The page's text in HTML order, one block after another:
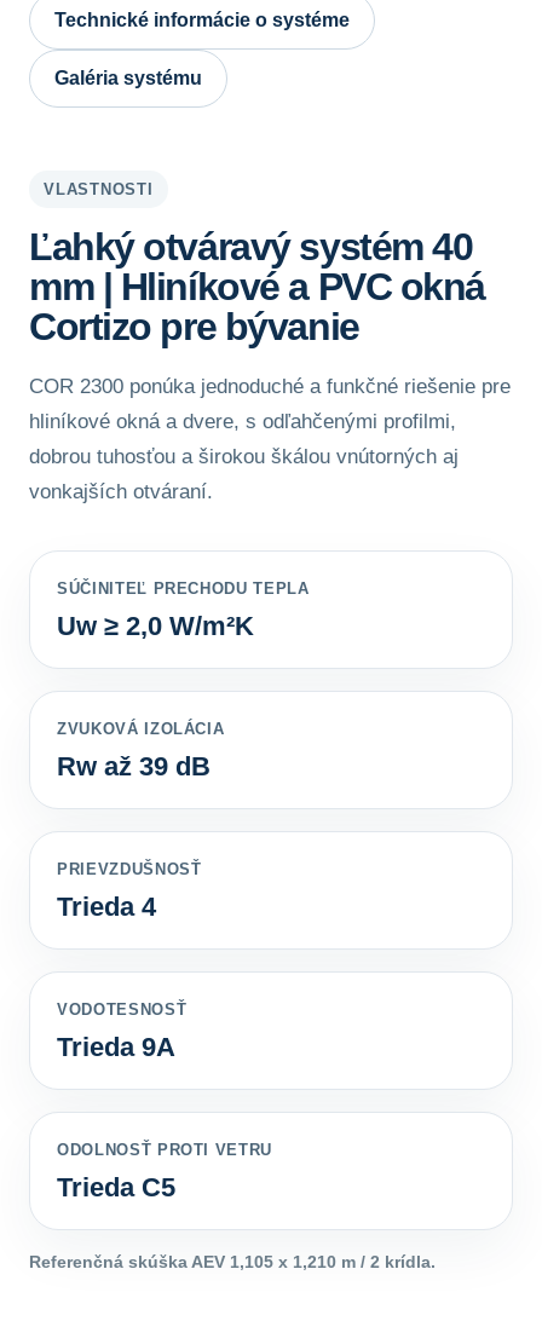
Technické informácie o systéme
Galéria systému
VLASTNOSTI
Ľahký otváravý systém 40
mm | Hliníkové a PVC okná
Cortizo pre bývanie
COR 2300 ponúka jednoduché a funkčné riešenie pre
hliníkové okná a dvere, s odľahčenými profilmi,
dobrou tuhosťou a širokou škálou vnútorných aj
vonkajších otváraní.
SÚČINITEĽ PRECHODU TEPLA
Uw ≥ 2,0 W/m²K
ZVUKOVÁ IZOLÁCIA
Rw až 39 dB
PRIEVZDUŠNOSŤ
Trieda 4
VODOTESNOSŤ
Trieda 9A
ODOLNOSŤ PROTI VETRU
Trieda C5
Referenčná skúška AEV 1,105 x 1,210 m / 2 krídla.